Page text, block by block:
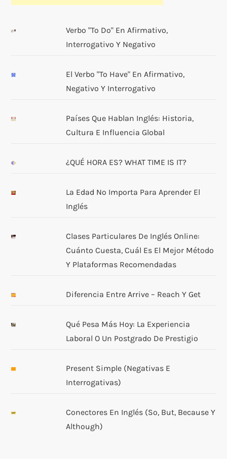
Verbo "to Do" En Afirmativo,
Interrogativo Y Negativo
El Verbo "to Have" En Afirmativo,
Negativo Y Interrogativo
Países Que Hablan Inglés: Historia,
Cultura E Influencia Global
¿QUÉ HORA ES? WHAT TIME IS IT?
La Edad No Importa Para Aprender El
Inglés
Clases Particulares De Inglés Online:
Cuánto Cuesta, Cuál Es El Mejor Método
Y Plataformas Recomendadas
Diferencia Entre Arrive – Reach Y Get
Qué Pesa Más Hoy: La Experiencia
Laboral O Un Postgrado De Prestigio
Present Simple (negativas E
Interrogativas)
Conectores En Inglés (so, But, Because Y
Although)